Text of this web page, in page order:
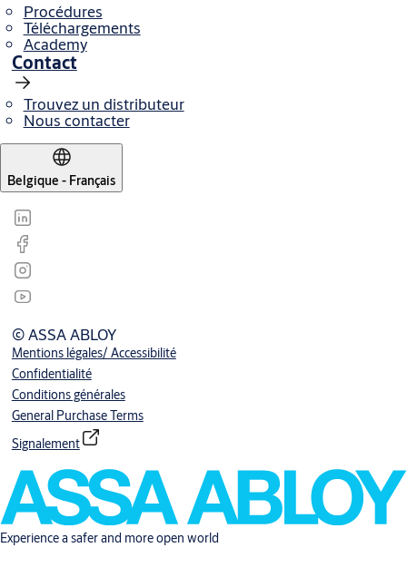
Procédures
Téléchargements
Academy
Contact
Trouvez un distributeur
Nous contacter
Belgique - Français
© ASSA ABLOY
Mentions légales/ Accessibilité
Confidentialité
Conditions générales
General Purchase Terms
Signalement
Experience a safer and more open world